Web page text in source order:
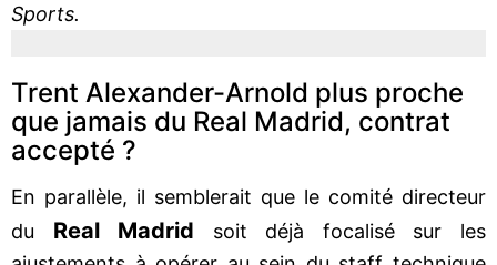
Sports.
Trent Alexander-Arnold plus proche
que jamais du Real Madrid, contrat
accepté ?
En parallèle, il semblerait que le comité directeur
du Real Madrid
soit déjà focalisé sur les